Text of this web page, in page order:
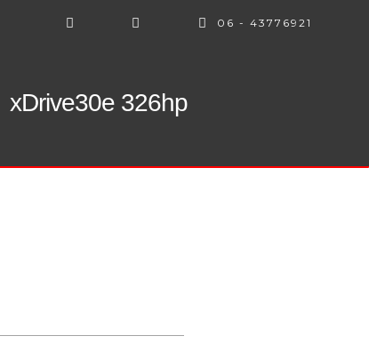
06 - 43776921
xDrive30e 326hp